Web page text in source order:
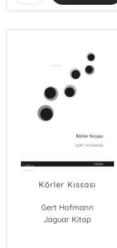
Körler Kıssası
Gert Hofmann
Jaguar Kitap